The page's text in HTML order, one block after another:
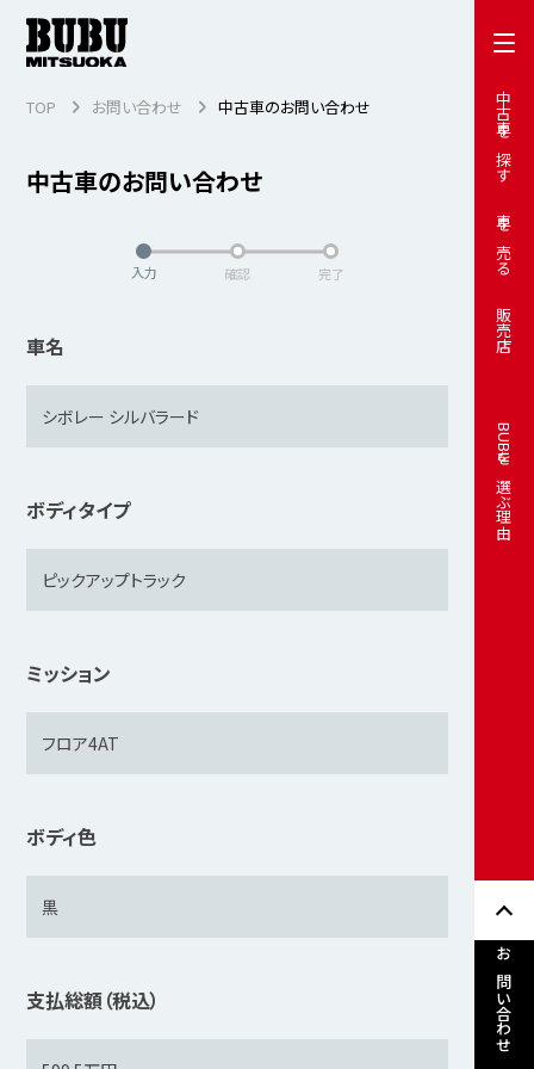
中古車を探す
車を売る
販売店
BUBUを選ぶ理由
お問い合わせ
中古車のお問い合わせ
TOP お問い合わせ 中古車のお問い合わせ
入力 確認 完了
車名
ボディタイプ
ミッション
ボディ色
支払総額（税込）